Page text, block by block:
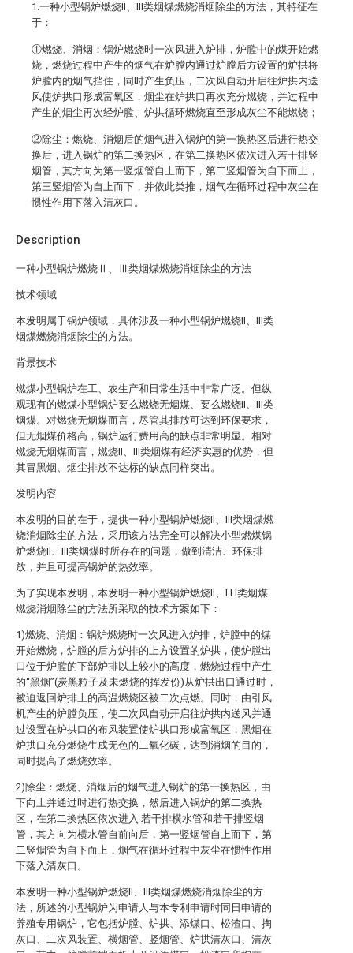
Description
一种小型锅炉燃烧Ⅱ、Ⅲ类烟煤燃烧消烟除尘的方法
技术领域
本发明属于锅炉领域，具体涉及一种小型锅炉燃烧II、III类
烟煤燃烧消烟除尘的方法。
背景技术
燃煤小型锅炉在工、农生产和日常生活中非常广泛。但纵
观现有的燃煤小型锅炉要么燃烧无烟煤、要么燃烧II、III类
烟煤。对燃烧无烟煤而言，尽管其排放可达到环保要求，
但无烟煤价格高，锅炉运行费用高的缺点非常明显。相对
燃烧无烟煤而言，燃烧II、III类烟煤有经济实惠的优势，但
其冒黑烟、烟尘排放不达标的缺点同样突出。
发明内容
本发明的目的在于，提供一种小型锅炉燃烧II、III类烟煤燃
烧消烟除尘的方法，采用该方法完全可以解决小型燃煤锅
炉燃烧II、III类烟煤时所存在的问题，做到清洁、环保排
放，并且可提高锅炉的热效率。
为了实现本发明，本发明一种小型锅炉燃烧II、I I I类烟煤
燃烧消烟除尘的方法所采取的技术方案如下：
1)燃烧、消烟：锅炉燃烧时一次风进入炉排，炉膛中的煤
开始燃烧，炉膛的后方炉排的上方设置的炉拱，使炉膛出
口位于炉膛的下部炉排以上较小的高度，燃烧过程中产生
的“黑烟”(炭黑粒子及未燃烧的挥发份)从炉拱出口通过时，
被迫返回炉排上的高温燃烧区被二次点燃。同时，由引风
机产生的炉膛负压，使二次风自动开启往炉拱内送风并通
过设置在炉拱口的布风装置使炉拱口形成富氧区，黑烟在
炉拱口充分燃烧生成无色的二氧化碳，达到消烟的目的，
同时提高了燃烧效率。
2)除尘：燃烧、消烟后的烟气进入锅炉的第一换热区，由
下向上并通过时进行热交换，然后进入锅炉的第二换热
区，在第二换热区依次进入 若干排横水管和若干排竖烟
管，其方向为横水管自前向后，第一竖烟管自上而下，第
二竖烟管为自下而上，烟气在循环过程中灰尘在惯性作用
下落入清灰口。
本发明一种小型锅炉燃烧II、III类烟煤燃烧消烟除尘的方
法，所述的小型锅炉为申请人与本专利申请时同日申请的
养殖专用锅炉，它包括炉膛、炉拱、添煤口、松渣口、掏
灰口、二次风装置、横烟管、竖烟管、炉拱清灰口、清灰
1.一种小型锅炉燃烧II、III类烟煤燃烧消烟除尘的方法，其特征在
于：
①燃烧、消烟：锅炉燃烧时一次风进入炉排，炉膛中的煤开始燃
烧，燃烧过程中产生的烟气在炉膛内通过炉膛后方设置的炉拱将
炉膛内的烟气挡住，同时产生负压，二次风自动开启往炉拱内送
风使炉拱口形成富氧区，烟尘在炉拱口再次充分燃烧，并过程中
产生的烟尘再次经炉膛、炉拱循环燃烧直至形成灰尘不能燃烧；
②除尘：燃烧、消烟后的烟气进入锅炉的第一换热区后进行热交
换后，进入锅炉的第二换热区，在第二换热区依次进入若干排竖
烟管，其方向为第一竖烟管自上而下，第二竖烟管为自下而上，
第三竖烟管为自上而下，并依此类推，烟气在循环过程中灰尘在
惯性作用下落入清灰口。